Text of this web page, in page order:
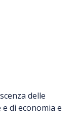
delle
di economia e